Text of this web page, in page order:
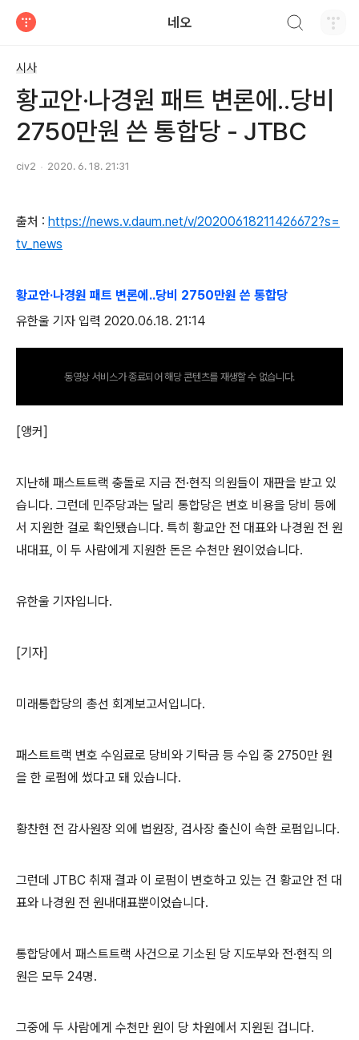
네오
시사
황교안·나경원 패트 변론에..당비
2750만원 쓴 통합당 - JTBC
civ2 2020. 6. 18. 21:31
출처 : https://news.v.daum.net/v/20200618211426672?s=
tv_news
황교안·나경원 패트 변론에..당비 2750만원 쓴 통합당
유한울 기자 입력 2020.06.18. 21:14
동영상 서비스가 종료되어 해당 콘텐츠를 재생할 수 없습니다.
[앵커]
지난해 패스트트랙 충돌로 지금 전·현직 의원들이 재판을 받고 있
습니다. 그런데 민주당과는 달리 통합당은 변호 비용을 당비 등에
서 지원한 걸로 확인됐습니다. 특히 황교안 전 대표와 나경원 전 원
내대표, 이 두 사람에게 지원한 돈은 수천만 원이었습니다.
유한울 기자입니다.
[기자]
미래통합당의 총선 회계보고서입니다.
패스트트랙 변호 수임료로 당비와 기탁금 등 수입 중 2750만 원
을 한 로펌에 썼다고 돼 있습니다.
황찬현 전 감사원장 외에 법원장, 검사장 출신이 속한 로펌입니다.
그런데 JTBC 취재 결과 이 로펌이 변호하고 있는 건 황교안 전 대
표와 나경원 전 원내대표뿐이었습니다.
통합당에서 패스트트랙 사건으로 기소된 당 지도부와 전·현직 의
원은 모두 24명.
그중에 두 사람에게 수천만 원이 당 차원에서 지원된 겁니다.